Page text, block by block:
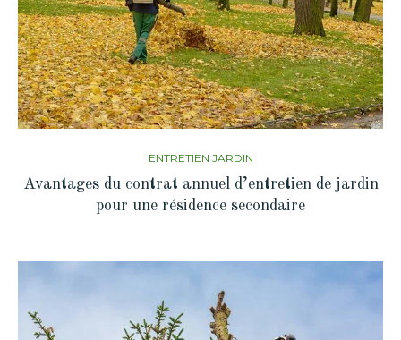
ENTRETIEN JARDIN
Avantages du contrat annuel d’entretien de jardin
pour une résidence secondaire